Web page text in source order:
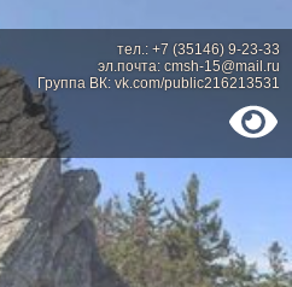
тел.: +7 (35146) 9-23-33
эл.почта: cmsh-15@mail.ru
Группа ВК: vk.com/public216213531